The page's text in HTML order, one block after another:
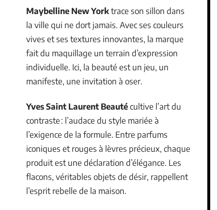
Maybelline New Yorktrace son sillon dans
la ville qui ne dort jamais. Avec ses couleurs
vives et ses textures innovantes, la marque
fait du maquillage un terrain d’expression
individuelle. Ici, la beauté est un jeu, un
manifeste, une invitation à oser.
Yves Saint Laurent Beautécultive l’art du
contraste : l’audace du style mariée à
l’exigence de la formule. Entre parfums
iconiques et rouges à lèvres précieux, chaque
produit est une déclaration d’élégance. Les
flacons, véritables objets de désir, rappellent
l’esprit rebelle de la maison.